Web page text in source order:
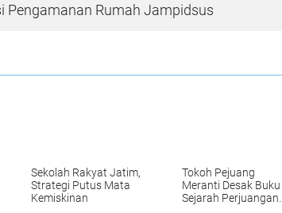
Pengamanan Rumah Jampidsus
Sekolah Rakyat Jatim,
Strategi Putus Mata
Kemiskinan
Tokoh Pejuang
Meranti Desak Buku
Sejarah Perjuangan